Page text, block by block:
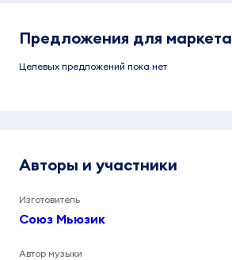
Предложения для маркета
Целевых предложений пока нет
Авторы и участники
Изготовитель
Союз Мьюзик
Автор музыки